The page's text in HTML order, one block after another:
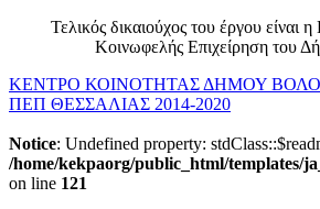
Τελικός δικαιούχος του έργου
Κοινωφελής Επιχείρηση του
ΚΕΝΤΡΟ ΚΟΙΝΟΤΗΤΑΣ ΔΗΜΟΥ
ΠΕΠ ΘΕΣΣΑΛΙΑΣ 2014-2020
Notice: Undefined property:
/home/kekpaorg/public_html/templates/
on line 121